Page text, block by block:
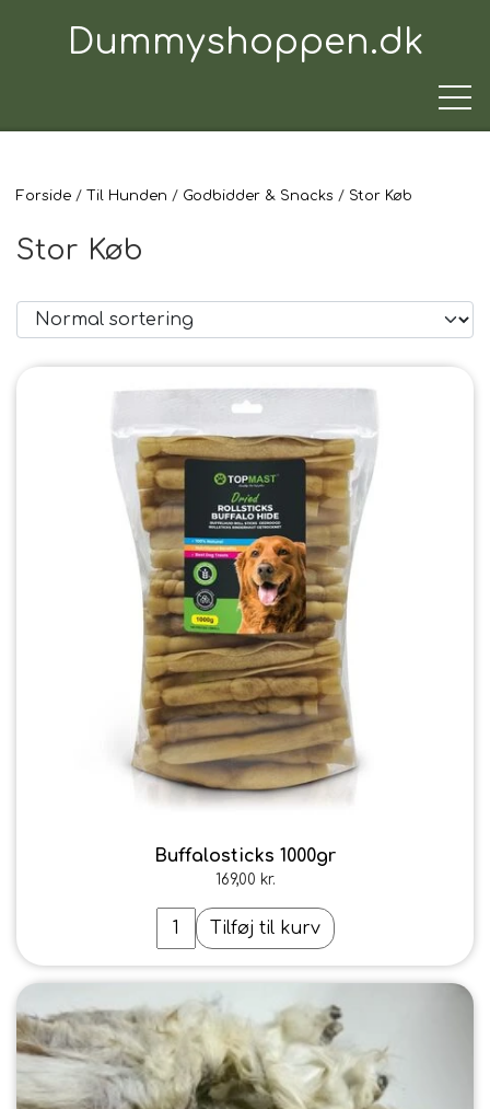
Dummyshoppen.dk
TRÆNINGSUDSTYR
TIL HUNDEN
TIL HUNDEFØREREN
TIL BILEN
FODER & FODER
TILSKUD
PRÆMIER & GAVER
Forside Til Hunden Godbidder & Snacks Stor Køb
Stor Køb
Buffalosticks 1000gr
169,00 kr.
Tilføj til kurv